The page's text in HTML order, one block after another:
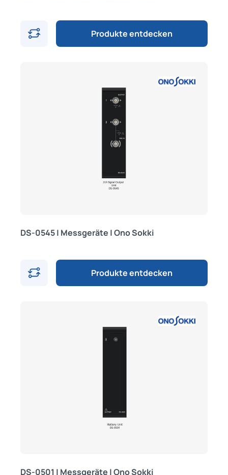
Produkte entdecken
DS-0545 | Messgeräte | Ono Sokki
Produkte entdecken
DS-0501 | Messgeräte | Ono Sokki